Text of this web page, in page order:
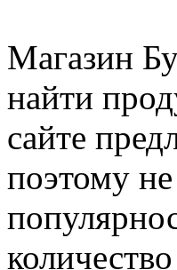
Магазин
найти
сайте
поэтому